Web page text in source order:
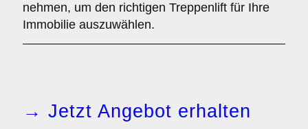
nehmen, um den richtigen Treppenlift für Ihre
Immobilie auszuwählen.
→ Jetzt Angebot erhalten